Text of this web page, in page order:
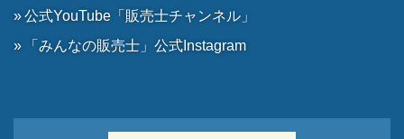
公式YouTube「販売士チャンネル」
「みんなの販売士」公式Instagram